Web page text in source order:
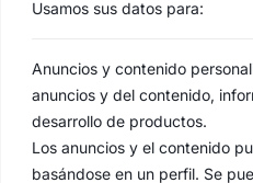
Usamos sus datos para:
Anuncios y contenido
anuncios y del contenido,
desarrollo de productos.
Los anuncios y el contenido
basándose en un perfil. Se